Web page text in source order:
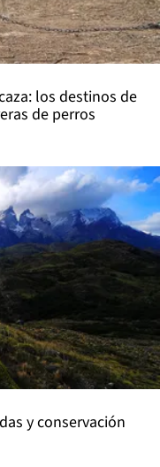
los destinos de
de perros
y conservación